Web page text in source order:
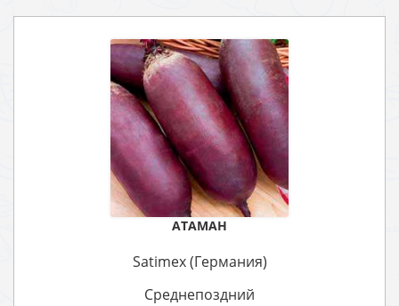
АТАМАН
Satimex (Германия)
Среднепоздний